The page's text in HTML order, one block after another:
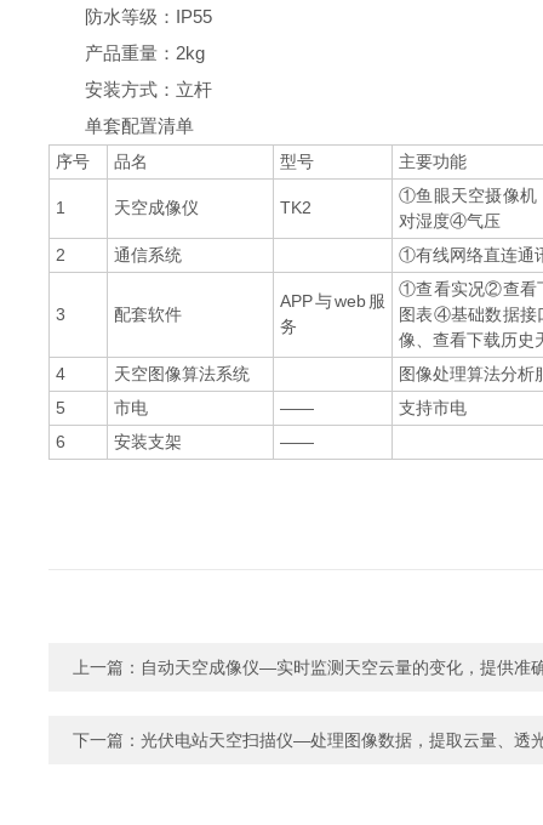
防水等级：IP55
产品重量：2kg
安装方式：立杆
单套配置清单
序号 品名 型号 主要功能
1 天空成像仪 TK2
①鱼眼天空摄像
对湿度④气压
2
通信系统 ①有线网络直连通
3 配套软件
APP与web服
务
①查看实况②查看
图表④基础数据
像、查看下载历史
4
天空图像算法系统
图像处理算法分析
5
市电 ——
支持市电
6
安装支架 ——
上一篇： 自动天空成像仪—实时监测天空云量的变化，提供准
下一篇： 光伏电站天空扫描仪—处理图像数据，提取云量、透